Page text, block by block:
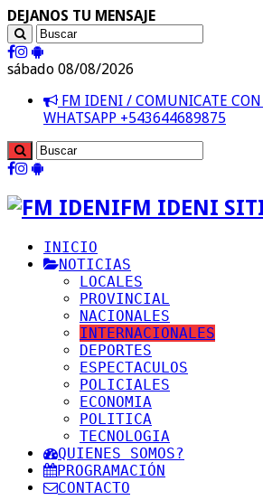
DEJANOS TU MENSAJE
sábado 08/08/2026
FM IDENI / COMUNICATE CON
WHATSAPP +543644689875
FM IDENI
INICIO
NOTICIAS
LOCALES
PROVINCIAL
NACIONALES
INTERNACIONALES
DEPORTES
ESPECTACULOS
POLICIALES
ECONOMIA
POLITICA
TECNOLOGIA
QUIENES SOMOS?
PROGRAMACIÓN
CONTACTO